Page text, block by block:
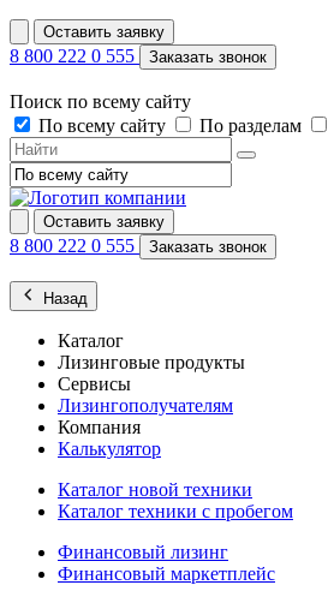
Оставить заявку
8 800 222 0 555 Заказать звонок
Поиск по всему сайту
По всему сайту
По разделам
Оставить заявку
8 800 222 0 555 Заказать звонок
Назад
Каталог
Лизинговые продукты
Сервисы
Лизингополучателям
Компания
Калькулятор
Каталог новой техники
Каталог техники с пробегом
Финансовый лизинг
Финансовый маркетплейс